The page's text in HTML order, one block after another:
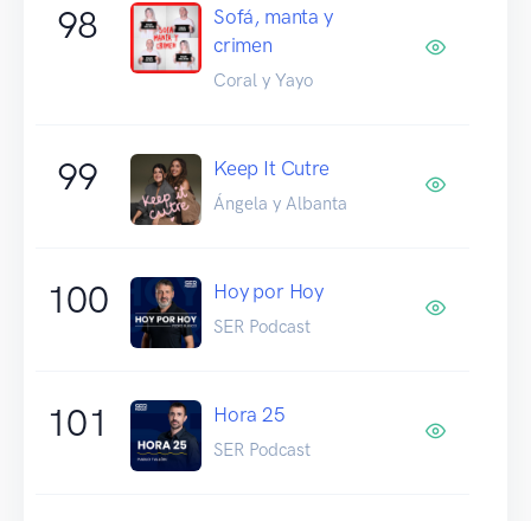
98
Sofá, manta y
crimen
Coral y Yayo
99 Keep It Cutre
Ángela y Albanta
100 Hoy por Hoy
SER Podcast
101 Hora 25
SER Podcast